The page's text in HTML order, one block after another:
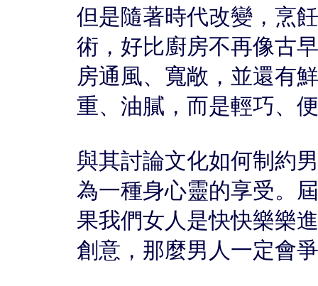
但是隨著時代改變，烹
術，好比廚房不再像古
房通風、寬敞，並還有
重、油膩，而是輕巧、
與其討論文化如何制約
為一種身心靈的享受。
果我們女人是快快樂樂
創意，那麼男人一定會